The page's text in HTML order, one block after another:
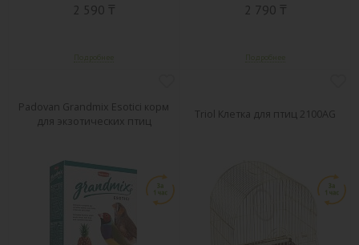
2 590 ₸ 2 790 ₸
Padovan Grandmix Esotici корм
для экзотических птиц
Triol Клетка для птиц 2100AG